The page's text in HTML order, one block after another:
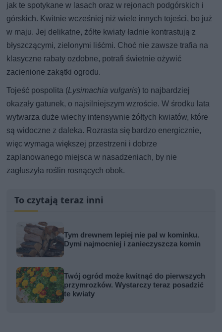
jak te spotykane w lasach oraz w rejonach podgórskich i
górskich. Kwitnie wcześniej niż wiele innych tojeści, bo już
w maju. Jej delikatne, żółte kwiaty ładnie kontrastują z
błyszczącymi, zielonymi liśćmi. Choć nie zawsze trafia na
klasyczne rabaty ozdobne, potrafi świetnie ożywić
zacienione zakątki ogrodu.
Tojeść pospolita (Lysimachia vulgaris) to najbardziej
okazały gatunek, o najsilniejszym wzroście. W środku lata
wytwarza duże wiechy intensywnie żółtych kwiatów, które
są widoczne z daleka. Rozrasta się bardzo energicznie,
więc wymaga większej przestrzeni i dobrze
zaplanowanego miejsca w nasadzeniach, by nie
zagłuszyła roślin rosnących obok.
To czytają teraz inni
Tym drewnem lepiej nie pal w kominku.
Dymi najmocniej i zanieczyszcza komin
Twój ogród może kwitnąć do pierwszych
przymrozków. Wystarczy teraz posadzić
te kwiaty